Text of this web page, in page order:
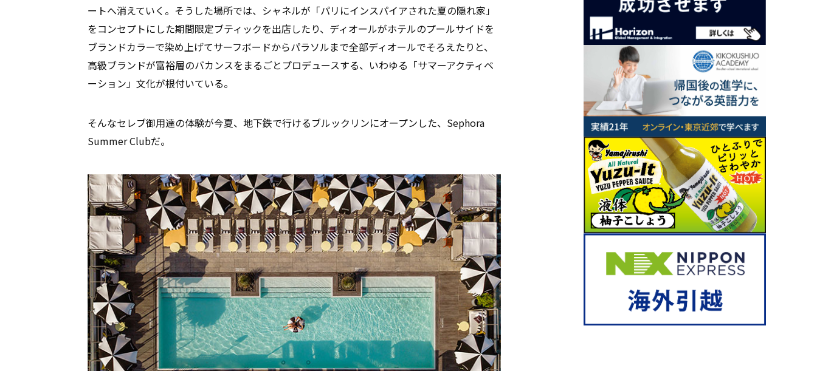
ートへ消えていく。そうした場所では、シャネルが「パリにインスパイアされた夏の隠れ家」
をコンセプトにした期間限定ブティックを出店したり、ディオールがホテルのプールサイドを
ブランドカラーで染め上げてサーフボードからパラソルまで全部ディオールでそろえたりと、
高級ブランドが富裕層のバカンスをまるごとプロデュースする、いわゆる「サマーアクティベ
ーション」文化が根付いている。
そんなセレブ御用達の体験が今夏、地下鉄で行けるブルックリンにオープンした、Sephora
Summer Clubだ。